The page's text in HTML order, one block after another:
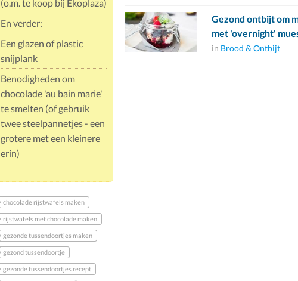
(o.m. te koop bij Ekoplaza)
En verder:
Een glazen of plastic
snijplank
Benodigheden om
chocolade 'au bain marie'
te smelten (of gebruik
twee steelpannetjes - een
grotere met een kleinere
erin)
chocolade rijstwafels maken
rijstwafels met chocolade maken
gezonde tussendoortjes maken
gezond tussendoortje
gezonde tussendoortjes recept
Gezond ontbijt om
met 'overnight'
in Brood & Ontbijt